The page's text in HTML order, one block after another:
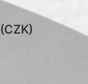
(CZK)